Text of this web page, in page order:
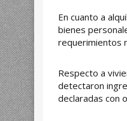
En cuanto a
bienes
requerimientos
Respecto a
detectaron
declaradas con